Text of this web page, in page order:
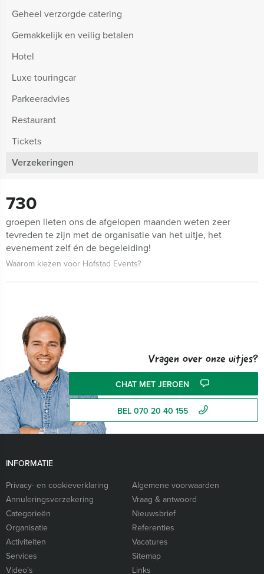
Geheel verzorgde catering
Gemakkelijk en veilig betalen
Hotel
Luxe touringcar
Parkeeradvies
Restaurant
Tickets
Verzekeringen
730
groepen lieten ons de afgelopen maanden weten zeer
tevreden te zijn met de organisatie van het uitje, het
evenement zelf én de begeleiding!
Waarom kiezen voor Hofstad Events?
Vragen over onze uitjes?
CHAT MET JEROEN
BEL 070 20 40 155
INFORMATIE
Privacy- en cookieverklaring
Algemene voorwaarden
Annuleringsverzekering
Vraag & antwoord
Categorieën
Nieuwsbrief
Organisatie
Referenties
Activiteiten
Vacatures
Services
Sitemap
Video’s
Links